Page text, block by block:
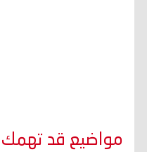
مواضيع قد تهمك